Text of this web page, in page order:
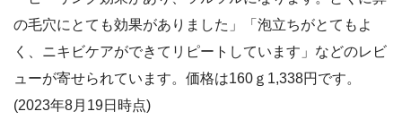
の毛穴にとても効果がありました」「泡立ちがとてもよ
く、ニキビケアができてリピートしています」などのレビ
ューが寄せられています。価格は160ｇ1,338円です。
(2023年8月19日時点)